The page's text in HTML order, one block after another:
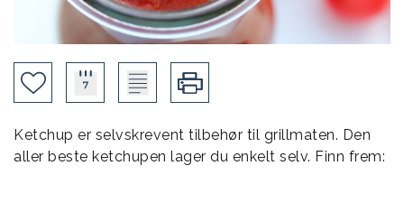
Ketchup er selvskrevent tilbehør til grillmaten. Den
aller beste ketchupen lager du enkelt selv. Finn frem: